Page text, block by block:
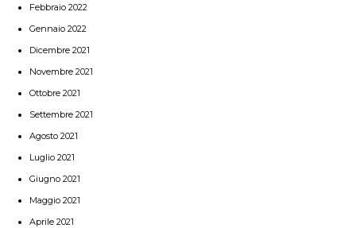
Febbraio 2022
Gennaio 2022
Dicembre 2021
Novembre 2021
Ottobre 2021
Settembre 2021
Agosto 2021
Luglio 2021
Giugno 2021
Maggio 2021
Aprile 2021